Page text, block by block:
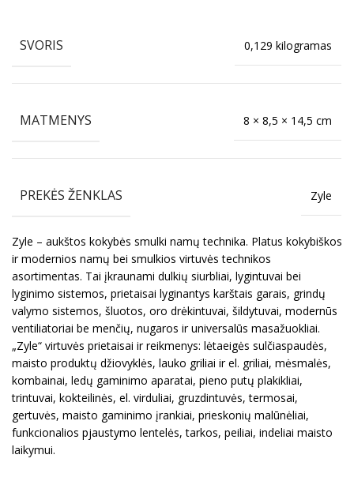
SVORIS 0,129 kilogramas
MATMENYS 8 × 8,5 × 14,5 cm
PREKĖS ŽENKLAS Zyle
Zyle – aukštos kokybės smulki namų technika. Platus kokybiškos
ir modernios namų bei smulkios virtuvės technikos
asortimentas. Tai įkraunami dulkių siurbliai, lygintuvai bei
lyginimo sistemos, prietaisai lyginantys karštais garais, grindų
valymo sistemos, šluotos, oro drėkintuvai, šildytuvai, modernūs
ventiliatoriai be menčių, nugaros ir universalūs masažuokliai.
„Zyle“ virtuvės prietaisai ir reikmenys: lėtaeigės sulčiaspaudės,
maisto produktų džiovyklės, lauko griliai ir el. griliai, mėsmalės,
kombainai, ledų gaminimo aparatai, pieno putų plakikliai,
trintuvai, kokteilinės, el. virduliai, gruzdintuvės, termosai,
gertuvės, maisto gaminimo įrankiai, prieskonių malūnėliai,
funkcionalios pjaustymo lentelės, tarkos, peiliai, indeliai maisto
laikymui.